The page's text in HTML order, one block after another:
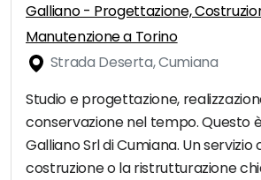
Galliano - Progettazione,
Manutenzione a Torino
Strada Deserta, Cumiana
Studio e progettazione,
conservazione nel tempo. Questo
Galliano Srl di Cumiana. Un
costruzione o la ristrutturazione